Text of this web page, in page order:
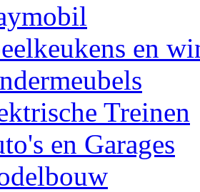
en
Treinen
en Garages